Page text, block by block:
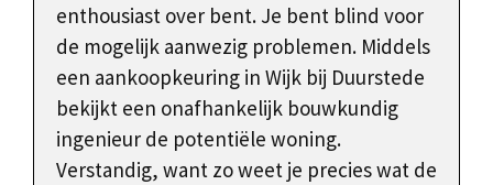
enthousiast over bent. Je bent blind voor
de mogelijk aanwezig problemen. Middels
een aankoopkeuring in Wijk bij Duurstede
bekijkt een onafhankelijk bouwkundig
ingenieur de potentiële woning.
Verstandig, want zo weet je precies wat de